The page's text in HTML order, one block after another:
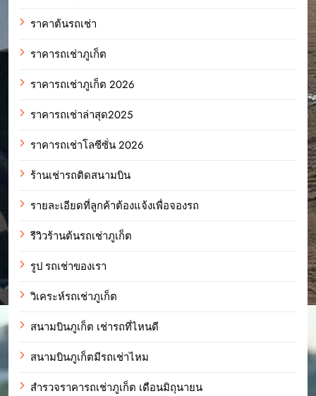
ราคาต้นรถเช่า
ราคารถเช่าภูเก็ต
ราคารถเช่าภูเก็ต 2026
ราคารถเช่าล่าสุด2025
ราคารถเช่าโลซีซั่น 2026
ร้านเช่ารถติดสนามบิน
รายละเอียดที่ลูกค้าต้องแจ้งเพื่อจองรถ
รีวิวร้านต้นรถเช่าภูเก็ต
รูป รถเช่าของเรา
วิเคระห์รถเช่าภูเก็ต
สนามบินภูเก็ต เช่ารถที่ไหนดี
สนามบินภูเก็ตมีรถเช่าไหม
สำรวจราคารถเช่าภูเก็ต เดือนมิถุนายน